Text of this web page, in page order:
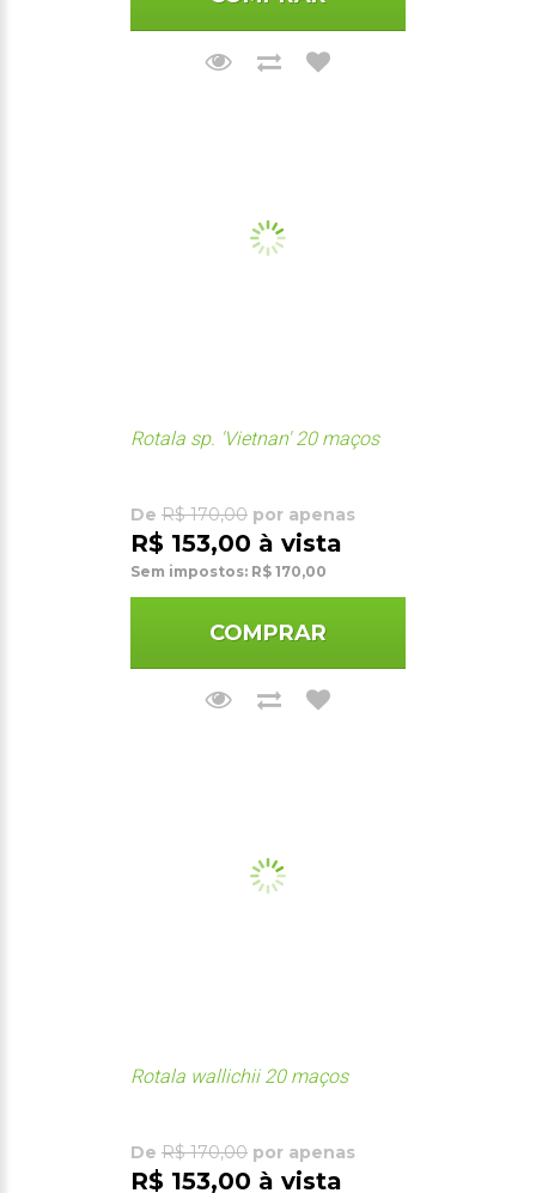
Rotala sp. 'Vietnan' 20 maços
De R$ 170,00 por apenas
R$ 153,00 à vista
Sem impostos: R$ 170,00
COMPRAR
Rotala wallichii 20 maços
De R$ 170,00 por apenas
R$ 153,00 à vista